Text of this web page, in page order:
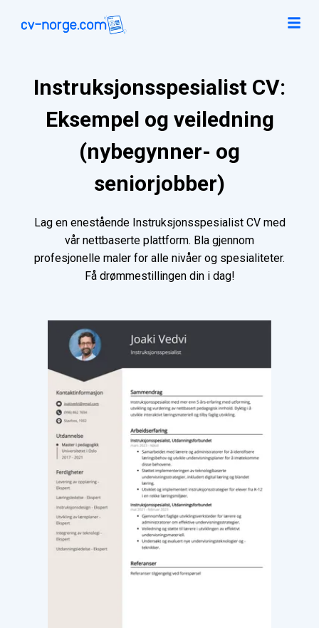
Instruksjonsspesialist CV:
Eksempel og veiledning
(nybegynner- og
seniorjobber)
Lag en enestående Instruksjonsspesialist CV med
vår nettbaserte plattform. Bla gjennom
profesjonelle maler for alle nivåer og spesialiteter.
Få drømmestillingen din i dag!